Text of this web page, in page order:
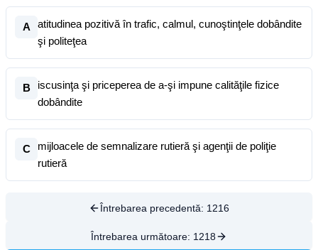
A
atitudinea pozitivă în trafic, calmul, cunoştinţele dobândite
şi politeţea
B
iscusinţa şi priceperea de a-şi impune calităţile fizice
dobândite
C
mijloacele de semnalizare rutieră şi agenţii de poliţie
rutieră
Întrebarea precedentă: 1216
Întrebarea următoare: 1218